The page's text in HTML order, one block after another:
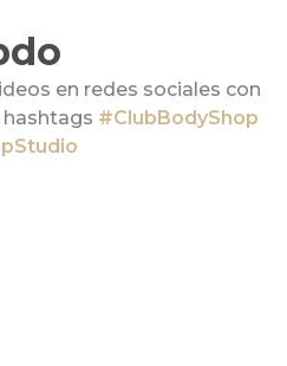
en redes sociales con
#ClubBodyShop